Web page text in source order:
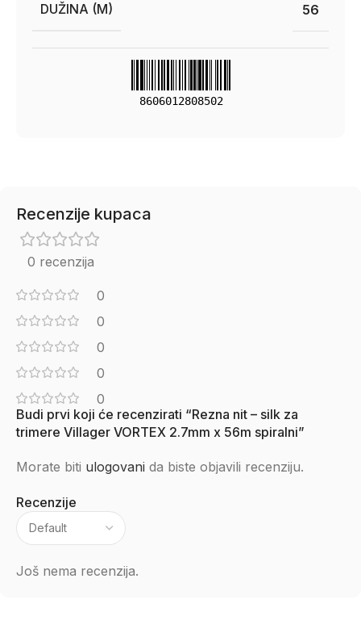
DUŽINA (M) 56
8606012808502
Recenzije kupaca
0 recenzija
0
0
0
0
0
Recenzije
Još nema recenzija.
Budi prvi koji će recenzirati “Rezna nit – silk za
trimere Villager VORTEX 2.7mm x 56m spiralni”
Morate biti ulogovani da biste objavili recenziju.